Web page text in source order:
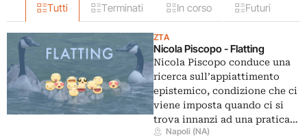
Tutti Terminati In corso Futuri
ZTA
Nicola Piscopo - Flatting
Nicola Piscopo conduce una
ricerca sull’appiattimento
epistemico, condizione che ci
viene imposta quando ci si
trova innanzi ad una pratica…
Napoli (NA)